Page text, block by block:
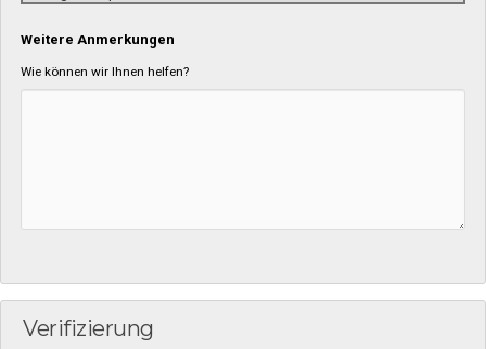
Weitere Anmerkungen
Wie können wir Ihnen helfen?
Verifizierung